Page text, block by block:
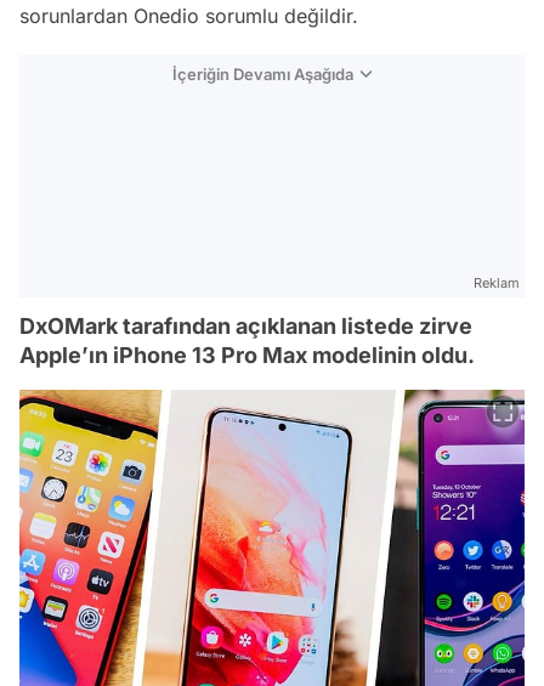
sorunlardan Onedio sorumlu değildir.
İçeriğin Devamı Aşağıda
Reklam
DxOMark tarafından açıklanan listede zirve
Apple’ın iPhone 13 Pro Max modelinin oldu.